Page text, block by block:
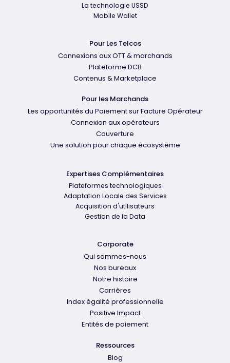
La technologie USSD
Mobile Wallet
Pour Les Telcos
Connexions aux OTT & marchands
Plateforme DCB
Contenus & Marketplace
Pour les Marchands
Les opportunités du Paiement sur Facture Opérateur
Connexion aux opérateurs
Couverture
Une solution pour chaque écosystème
Expertises Complémentaires
Plateformes technologiques
Adaptation Locale des Services
Acquisition d'utilisateurs
Gestion de la Data
Corporate
Qui sommes-nous
Nos bureaux
Notre histoire
Carrières
Index égalité professionnelle
Positive Impact
Entités de paiement
Ressources
Blog